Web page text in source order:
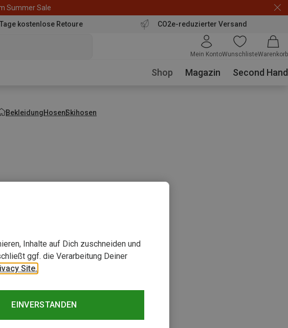
Summer Sale
kostenlose Retoure CO2e-reduzierter Versand
Mein KontoWunschlisteWarenkorb
Shop Magazin Second Hand
BekleidungHosenSkihosen
Inhalte auf Dich zuschneiden und
ggf. die Verarbeitung Deiner
Site.
EINVERSTANDEN